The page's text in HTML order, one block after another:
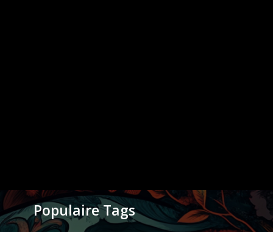
Populaire Tags